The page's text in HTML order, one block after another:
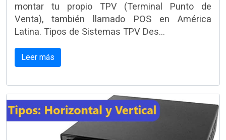
montar tu propio TPV (Terminal Punto de
Venta), también llamado POS en América
Latina. Tipos de Sistemas TPV Des...
Leer más